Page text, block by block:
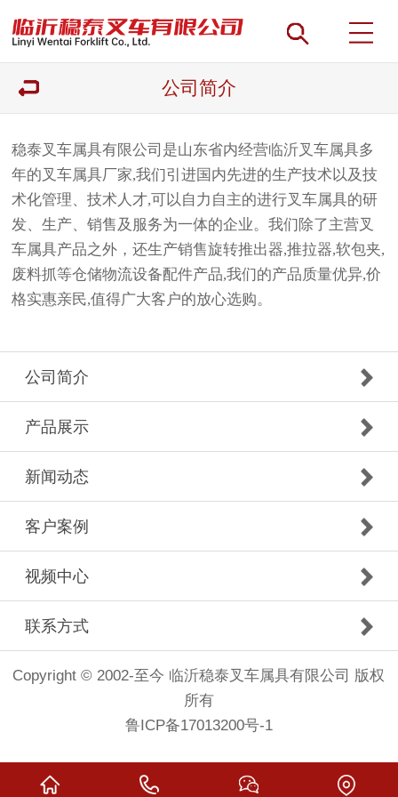
公司简介
稳泰叉车属具有限公司是山东省内经营临沂叉车属具多
年的叉车属具厂家,我们引进国内先进的生产技术以及技
术化管理、技术人才,可以自力自主的进行叉车属具的研
发、生产、销售及服务为一体的企业。我们除了主营叉
车属具产品之外，还生产销售旋转推出器,推拉器,软包夹,
废料抓等仓储物流设备配件产品,我们的产品质量优异,价
格实惠亲民,值得广大客户的放心选购。
公司简介
产品展示
新闻动态
客户案例
视频中心
联系方式
Copyright © 2002-至今 临沂稳泰叉车属具有限公司 版权
所有
鲁ICP备17013200号-1